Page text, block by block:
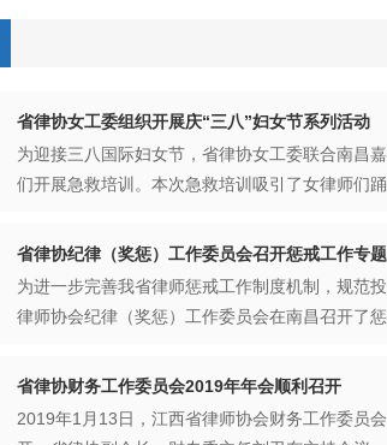
省律协女工委组织开展庆“三八”妇女节系列活动
为迎接三八国际妇女节，省律协女工委联合南昌
省律协纪律（奖惩）工作委员会召开惩戒工作专
为进一步完善我省律师惩戒工作制度机制，规范
省律协财务工作委员会2019年年会顺利召开
2019年1月13日，江西省律师协会财务工作委员